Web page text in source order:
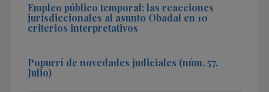
Empleo público temporal: las reacciones
jurisdiccionales al asunto Obadal en 10
criterios interpretativos
Popurrí de novedades judiciales (núm. 57,
Julio)